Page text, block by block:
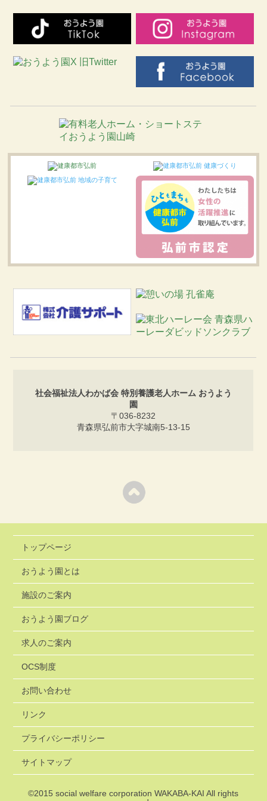
社会福祉法人わかば会 特別養護老人ホーム おうよう
園
〒036-8232
青森県弘前市大字城南5-13-15
トップページ
おうよう園とは
施設のご案内
おうよう園ブログ
求人のご案内
OCS制度
お問い合わせ
リンク
プライバシーポリシー
サイトマップ
©2015social welfare corporation WAKABA-KAI All rights